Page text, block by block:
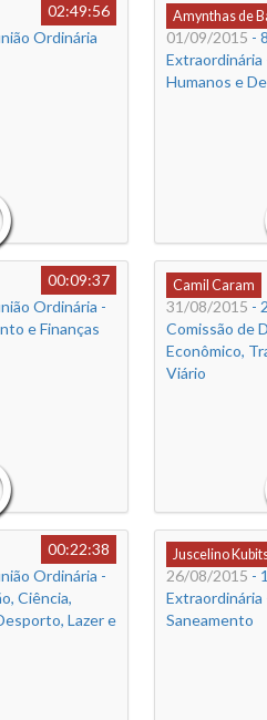
02:49:56
Ordinária
Amynthas de
01/09/2015 -
Extraordinária
Humanos e
00:09:37
Ordinária -
e Finanças
Camil Caram
31/08/2015 -
Comissão de
Econômico,
Viário
00:22:38
Ordinária -
Ciência,
Lazer e
Juscelino
26/08/2015 -
Extraordinária
Saneamento